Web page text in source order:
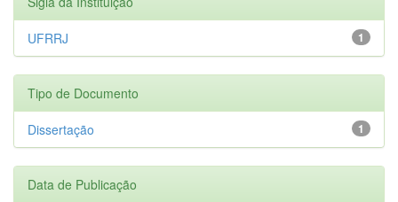
1
UFRRJ
Tipo de Documento
1
Dissertação
Data de Publicação